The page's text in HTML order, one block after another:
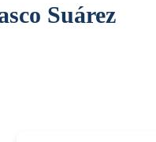
Suárez